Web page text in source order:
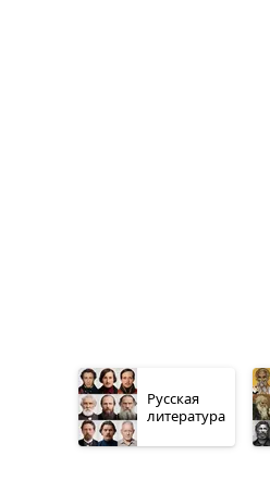
Русская
литература